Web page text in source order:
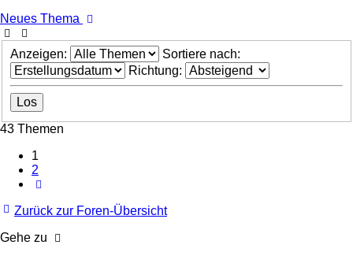
Neues Thema
Anzeigen:
Sortiere nach:
Richtung:
43 Themen
1
2
Zurück zur Foren-Übersicht
Gehe zu